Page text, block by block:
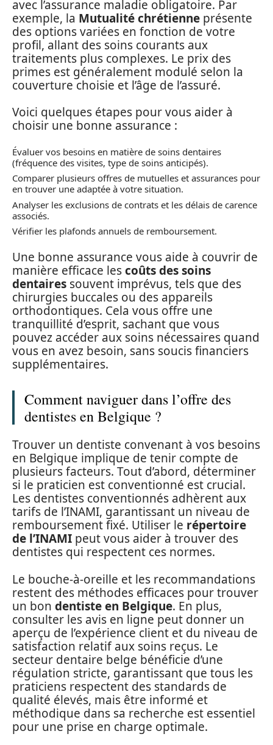
avec l’assurance maladie obligatoire. Par
exemple, la Mutualité chrétienne présente
des options variées en fonction de votre
profil, allant des soins courants aux
traitements plus complexes. Le prix des
primes est généralement modulé selon la
couverture choisie et l’âge de l’assuré.
Voici quelques étapes pour vous aider à
choisir une bonne assurance :
Évaluer vos besoins en matière de soins dentaires
(fréquence des visites, type de soins anticipés).
Comparer plusieurs offres de mutuelles et assurances pour
en trouver une adaptée à votre situation.
Analyser les exclusions de contrats et les délais de carence
associés.
Vérifier les plafonds annuels de remboursement.
Une bonne assurance vous aide à couvrir de
manière efficace lescoûts des soins
dentaires souvent imprévus, tels que des
chirurgies buccales ou des appareils
orthodontiques. Cela vous offre une
tranquillité d’esprit, sachant que vous
pouvez accéder aux soins nécessaires quand
vous en avez besoin, sans soucis financiers
supplémentaires.
Comment naviguer dans l’offre des
dentistes en Belgique ?
Trouver un dentiste convenant à vos besoins
en Belgique implique de tenir compte de
plusieurs facteurs. Tout d’abord, déterminer
si le praticien est conventionné est crucial.
Les dentistes conventionnés adhèrent aux
tarifs de l’INAMI, garantissant un niveau de
remboursement fixé. Utiliser le répertoire
de l’INAMI peut vous aider à trouver des
dentistes qui respectent ces normes.
Le bouche-à-oreille et les recommandations
restent des méthodes efficaces pour trouver
un bon dentiste en Belgique. En plus,
consulter les avis en ligne peut donner un
aperçu de l’expérience client et du niveau de
satisfaction relatif aux soins reçus. Le
secteur dentaire belge bénéficie d’une
régulation stricte, garantissant que tous les
praticiens respectent des standards de
qualité élevés, mais être informé et
méthodique dans sa recherche est essentiel
pour une prise en charge optimale.